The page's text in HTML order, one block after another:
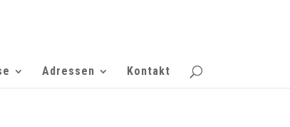
Adressen Kontakt